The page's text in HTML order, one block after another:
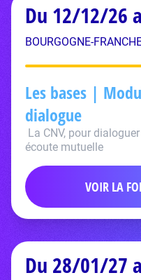
Du 12/12/26
BOURGOGNE-
Les bases |
dialogue
La CNV, pour
écoute mutuelle
VOIR LA
Du 28/01/27